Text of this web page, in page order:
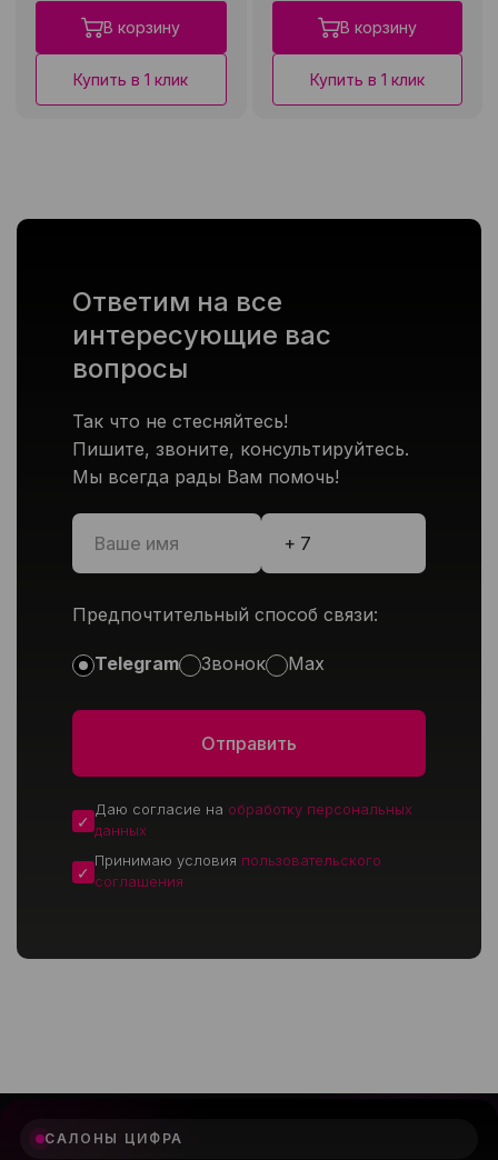
В корзину
Купить в 1 клик
В корзину
Купить в 1 клик
Ответим на все
интересующие вас
вопросы
Так что не стесняйтесь!
Пишите, звоните, консультируйтесь.
Мы всегда рады Вам помочь!
Предпочтительный способ связи:
Telegram Звонок Max
Даю согласие на обработку персональных
данных
Принимаю условия пользовательского
соглашения
САЛОНЫ ЦИФРА